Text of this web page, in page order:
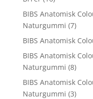
BIBS Anatomisk
Naturgummi (7)
BIBS Anatomisk
BIBS Anatomisk
Naturgummi (8)
BIBS Anatomisk
Naturgummi (3)